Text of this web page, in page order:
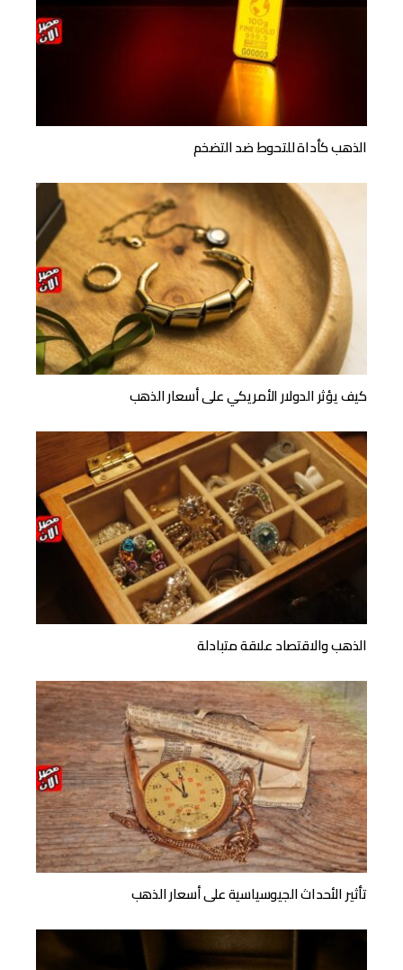
الذهب كأداة للتحوط ضد التضخم
كيف يؤثر الدولار الأمريكي على أسعار الذهب
الذهب والاقتصاد علاقة متبادلة
تأثير الأحداث الجيوسياسية على أسعار الذهب